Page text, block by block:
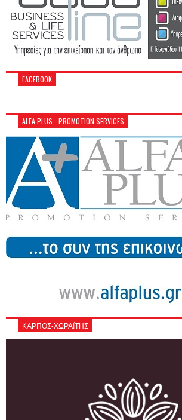
FACEBOOK
ALFA PLUS - PROMOTION SERVICES
ΚΑΡΠΟΣ-ΧΩΡΑΪΤΗΣ